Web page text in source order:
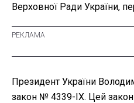
Верховної Ради України,
Президент України
закон № 4339-IX. Цей закон